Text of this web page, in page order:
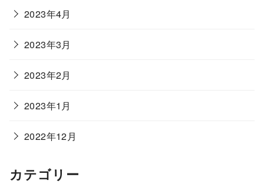
2023年4月
2023年3月
2023年2月
2023年1月
2022年12月
カテゴリー